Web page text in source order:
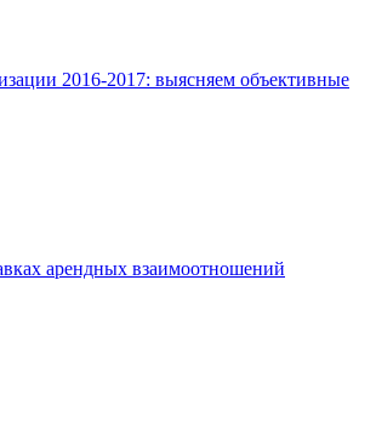
2016-2017: выясняем объективные
арендных взаимоотношений